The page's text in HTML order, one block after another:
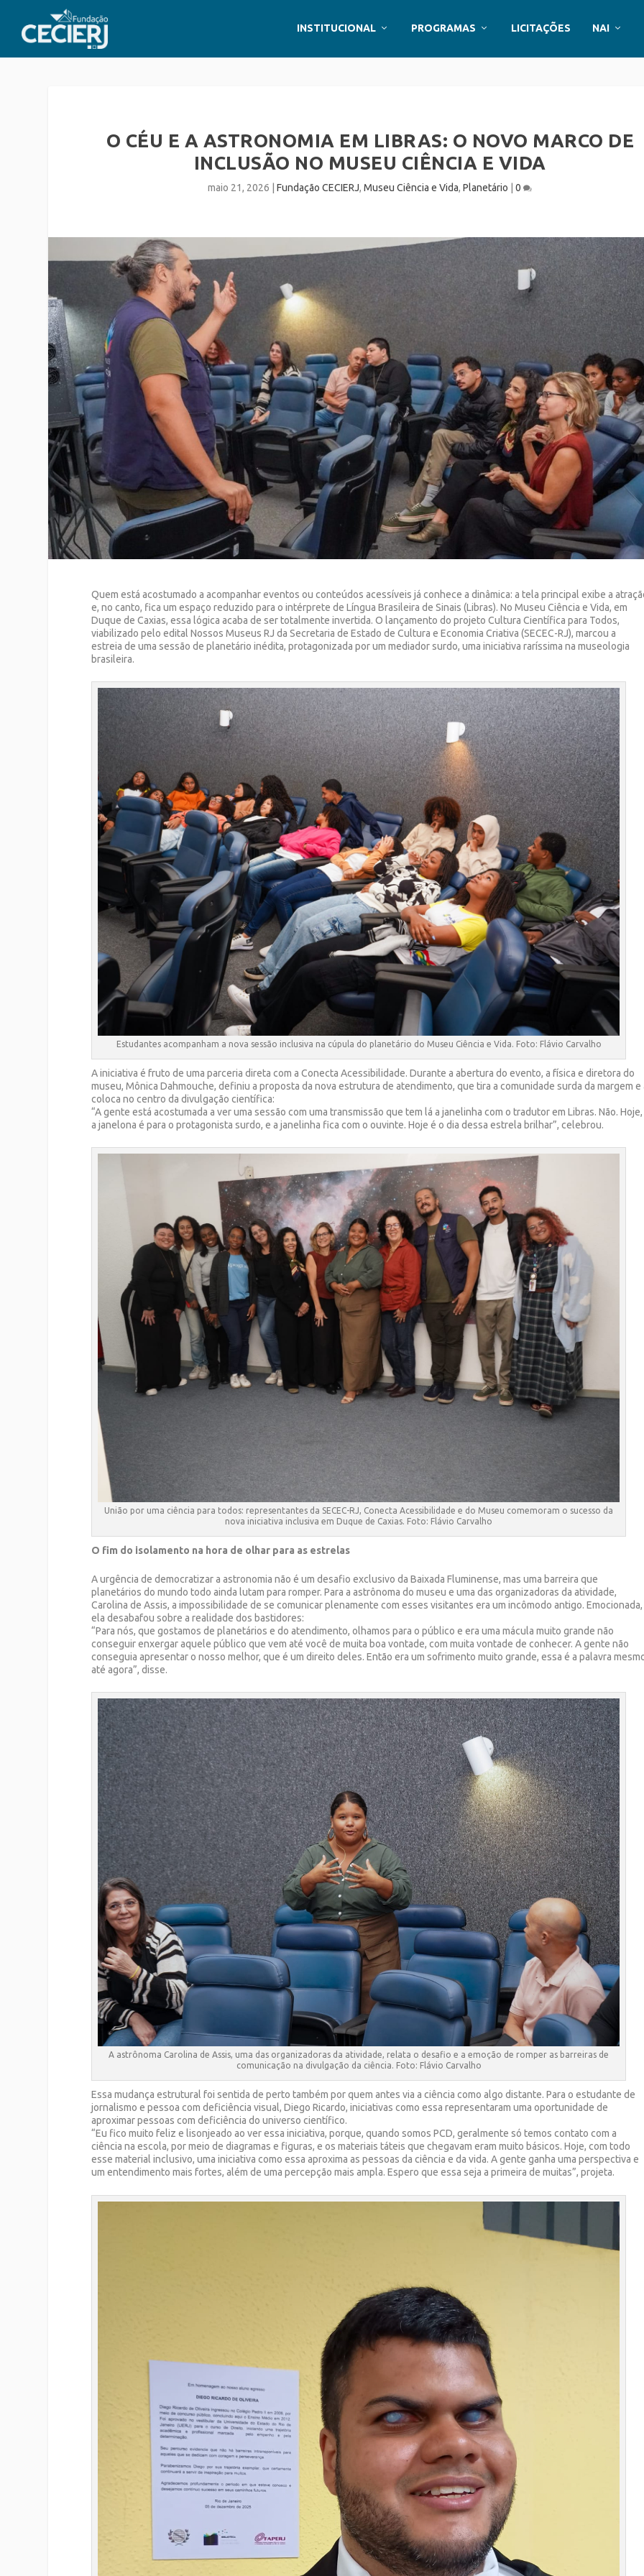
INSTITUCIONAL PROGRAMAS LICITAÇÕES NAI
O CÉU E A ASTRONOMIA EM LIBRAS: O NOVO MARCO DE
INCLUSÃO NO MUSEU CIÊNCIA E VIDA
maio 21, 2026 |Fundação CECIERJ,Museu Ciência e Vida,Planetário |0
Quem está acostumado a acompanhar eventos ou conteúdos acessíveis já conhece a dinâmica: a tela principal exibe a
e, no canto, fica um espaço reduzido para o intérprete de Língua Brasileira de Sinais (Libras). No Museu Ciência e Vida, em
Duque de Caxias, essa lógica acaba de ser totalmente invertida. O lançamento do projeto Cultura Científica para Todos,
viabilizado pelo edital Nossos Museus RJ da Secretaria de Estado de Cultura e Economia Criativa (SECEC-RJ), marcou a
estreia de uma sessão de planetário inédita, protagonizada por um mediador surdo, uma iniciativa raríssima na museologia
brasileira.
Estudantes acompanham a nova sessão inclusiva na cúpula do planetário do Museu Ciência e Vida. Foto: Flávio Carvalho
A iniciativa é fruto de uma parceria direta com a Conecta Acessibilidade. Durante a abertura do evento, a física e diretora do
museu, Mônica Dahmouche, definiu a proposta da nova estrutura de atendimento, que tira a comunidade surda da margem e
coloca no centro da divulgação científica:
“A gente está acostumada a ver uma sessão com uma transmissão que tem lá a janelinha com o tradutor em Libras. Não. Hoje,
a janelona é para o protagonista surdo, e a janelinha fica com o ouvinte. Hoje é o dia dessa estrela brilhar”, celebrou.
União por uma ciência para todos: representantes da SECEC-RJ, Conecta Acessibilidade e do Museu comemoram o sucesso da
nova iniciativa inclusiva em Duque de Caxias. Foto: Flávio Carvalho
O fim do isolamento na hora de olhar para as estrelas
A urgência de democratizar a astronomia não é um desafio exclusivo da Baixada Fluminense, mas uma barreira que
planetários do mundo todo ainda lutam para romper. Para a astrônoma do museu e uma das organizadoras da atividade,
Carolina de Assis, a impossibilidade de se comunicar plenamente com esses visitantes era um incômodo antigo. Emocionada,
ela desabafou sobre a realidade dos bastidores:
“Para nós, que gostamos de planetários e do atendimento, olhamos para o público e era uma mácula muito grande não
conseguir enxergar aquele público que vem até você de muita boa vontade, com muita vontade de conhecer. A gente não
conseguia apresentar o nosso melhor, que é um direito deles. Então era um sofrimento muito grande, essa é a palavra
até agora”, disse.
A astrônoma Carolina de Assis, uma das organizadoras da atividade, relata o desafio e a emoção de romper as barreiras de
comunicação na divulgação da ciência. Foto: Flávio Carvalho
Essa mudança estrutural foi sentida de perto também por quem antes via a ciência como algo distante. Para o estudante de
jornalismo e pessoa com deficiência visual, Diego Ricardo, iniciativas como essa representaram uma oportunidade de
aproximar pessoas com deficiência do universo científico.
“Eu fico muito feliz e lisonjeado ao ver essa iniciativa, porque, quando somos PCD, geralmente só temos contato com a
ciência na escola, por meio de diagramas e figuras, e os materiais táteis que chegavam eram muito básicos. Hoje, com todo
esse material inclusivo, uma iniciativa como essa aproxima as pessoas da ciência e da vida. A gente ganha uma perspectiva e
um entendimento mais fortes, além de uma percepção mais ampla. Espero que essa seja a primeira de muitas”, projeta.